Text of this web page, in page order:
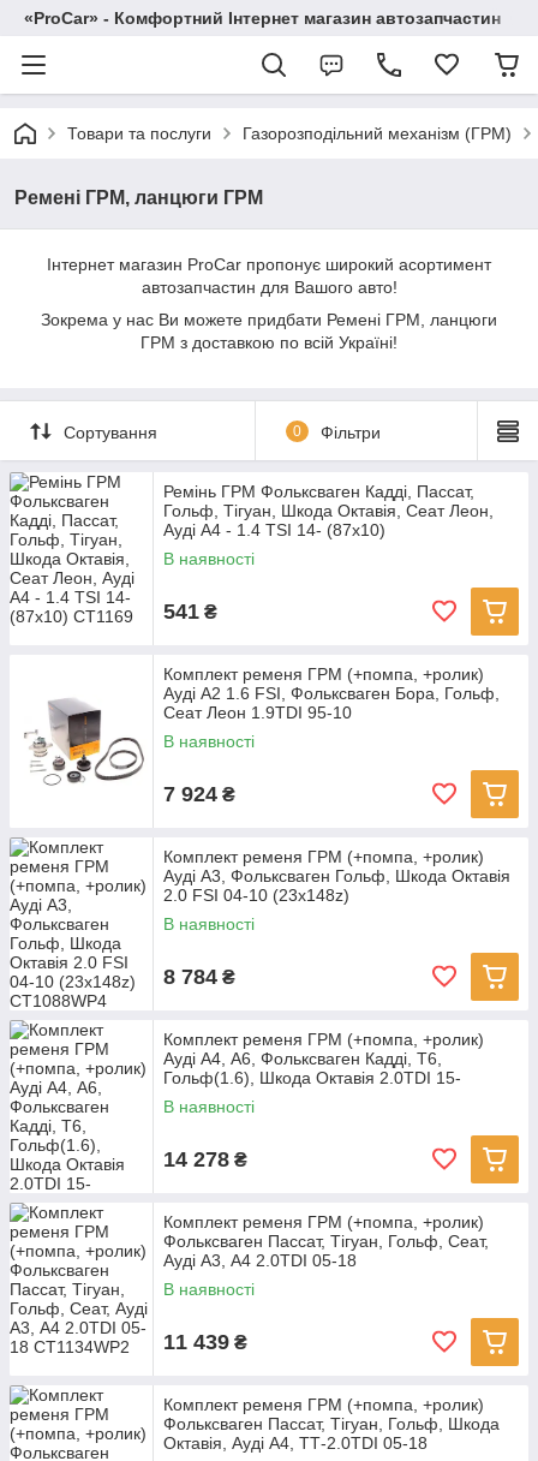
«ProCar» - Комфортний Інтернет магазин автозапчастин
Товари та послуги Газорозподільний механізм (ГРМ)
Ремені ГРМ, ланцюги ГРМ
Інтернет магазин ProCar пропонує широкий асортимент
автозапчастин для Вашого авто!
Зокрема у нас Ви можете придбати Ремені ГРМ, ланцюги
ГРМ з доставкою по всій Україні!
Сортування 0 Фільтри
Ремінь ГРМ Фольксваген Кадді, Пассат,
Гольф, Тігуан, Шкода Октавія, Сеат Леон,
Ауді А4 - 1.4 TSI 14- (87x10)
В наявності
541 ₴
Комплект ременя ГРМ (+помпа, +ролик)
Ауді А2 1.6 FSI, Фольксваген Бора, Гольф,
Сеат Леон 1.9TDI 95-10
В наявності
7 924 ₴
Комплект ременя ГРМ (+помпа, +ролик)
Ауді А3, Фольксваген Гольф, Шкода Октавія
2.0 FSI 04-10 (23x148z)
В наявності
8 784 ₴
Комплект ременя ГРМ (+помпа, +ролик)
Ауді А4, А6, Фольксваген Кадді, Т6,
Гольф(1.6), Шкода Октавія 2.0TDI 15-
В наявності
14 278 ₴
Комплект ременя ГРМ (+помпа, +ролик)
Фольксваген Пассат, Тігуан, Гольф, Сеат,
Ауді А3, А4 2.0TDI 05-18
В наявності
11 439 ₴
Комплект ременя ГРМ (+помпа, +ролик)
Фольксваген Пассат, Тігуан, Гольф, Шкода
Октавія, Ауді А4, ТТ-2.0TDI 05-18